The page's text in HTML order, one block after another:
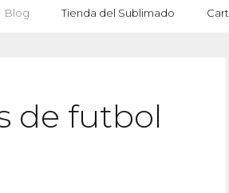
Blog Tienda del Sublimado Cart
de futbol